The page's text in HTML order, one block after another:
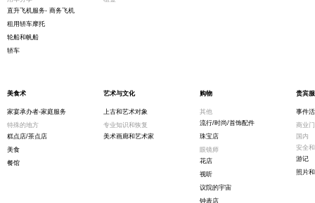
直升飞机服务- 商务飞机
租用轿车摩托
轮船和帆船
轿车
美食术
家宴承办者-家庭服务
特殊的地方
糕点店/茶点店
美食
餐馆
艺术与文化
上古和艺术对象
专业知识和恢复
美术画廊和艺术家
购物
其他
流行/时尚/首饰配件
珠宝店
眼镜师
花店
视听
议院的宇宙
钟表店
贵宾
事件
商业
国内
安全
游记
照片